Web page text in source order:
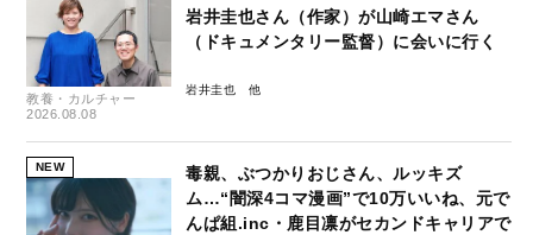
教養・カルチャー
2026.08.08
岩井圭也さん（作家）が山崎エマさん
（ドキュメンタリー監督）に会いに行く
岩井圭也
NEW
毒親、ぶつかりおじさん、ルッキズ
ム…“闇深4コマ漫画”で10万いいね、元で
んぱ組.inc・鹿目凛がセカンドキャリアで